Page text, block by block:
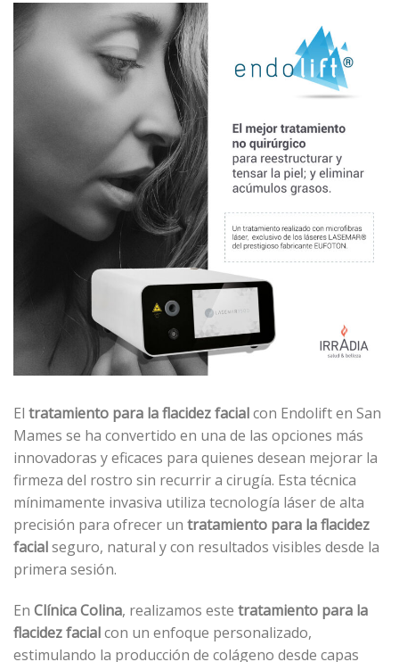
El tratamiento para la flacidez facialcon Endolift en San
Mames se ha convertido en una de las opciones más
innovadoras y eficaces para quienes desean mejorar la
firmeza del rostro sin recurrir a cirugía. Esta técnica
mínimamente invasiva utiliza tecnología láser de alta
precisión para ofrecer un tratamiento para la flacidez
facialseguro, natural y con resultados visibles desde la
primera sesión.
En Clínica Colina, realizamos este tratamiento para la
flacidez facialcon un enfoque personalizado,
estimulando la producción de colágeno desde capas